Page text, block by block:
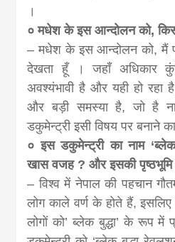
।
० मधेश के इस आन्दोलन को,
– मधेश के इस आन्दोलन को, मैं
देखता हूँ । जहाँ अधिकार
अवश्यंभावी है और यही हो
और बड़ी समस्या है, जो है
डकुमेन्ट्री इसी विषय पर बनाने
० इस डकुमेन्ट्री का नाम
खास वजह ? और इसकी पृष्ठभूमि
– विश्व में नेपाल की पहचान
लोग काले वर्ण के होते हैं,
लोगों को’ ब्लेक बुद्धा’ के रूप